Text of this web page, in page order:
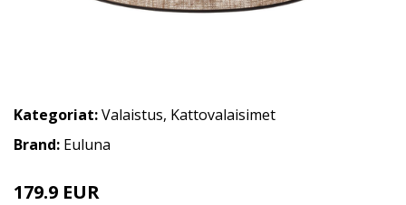
Kategoriat:Valaistus, Kattovalaisimet
Brand: Euluna
179.9 EUR